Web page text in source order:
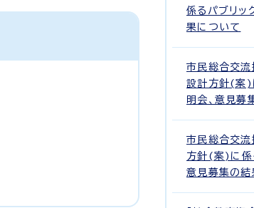
係るパブリッ
果について
市民総合交
設計方針(案)
明会、意見募
市民総合交
方針(案)に係
意見募集の結